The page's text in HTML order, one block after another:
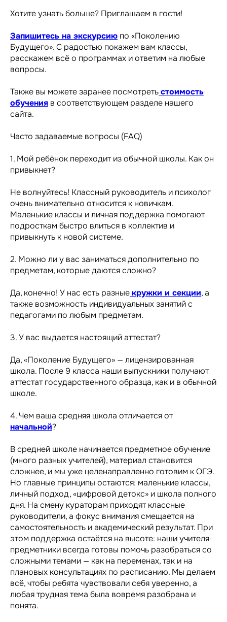
Хотите узнать больше? Приглашаем в гости!
Запишитесь на экскурсию по «Поколению
Будущего». С радостью покажем вам классы,
расскажем всё о программах и ответим на любые
вопросы.
Также вы можете заранее посмотретьстоимость
обучения в соответствующем разделе нашего
сайта.
Часто задаваемые вопросы (FAQ)
1. Мой ребёнок переходит из обычной школы. Как он
привыкнет?
Не волнуйтесь! Классный руководитель и психолог
очень внимательно относится к новичкам.
Маленькие классы и личная поддержка помогают
подросткам быстро влиться в коллектив и
привыкнуть к новой системе.
2. Можно ли у вас заниматься дополнительно по
предметам, которые даются сложно?
Да, конечно! У нас есть разныекружки и секции, а
также возможность индивидуальных занятий с
педагогами по любым предметам.
3. У вас выдается настоящий аттестат?
Да, «Поколение Будущего» — лицензированная
школа. После 9 класса наши выпускники получают
аттестат государственного образца, как и в обычной
школе.
4. Чем ваша средняя школа отличается от
начальной?
В средней школе начинается предметное обучение
(много разных учителей), материал становится
сложнее, и мы уже целенаправленно готовим к ОГЭ.
Но главные принципы остаются: маленькие классы,
личный подход, «цифровой детокс» и школа полного
дня. На смену кураторам приходят классные
руководители, а фокус внимания смещается на
самостоятельность и академический результат. При
этом поддержка остаётся на высоте: наши учителя-
предметники всегда готовы помочь разобраться со
сложными темами — как на переменах, так и на
плановых консультациях по расписанию. Мы делаем
всё, чтобы ребята чувствовали себя уверенно, а
любая трудная тема была вовремя разобрана и
понята.